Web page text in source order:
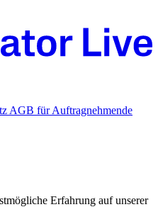
AGB für Auftragnehmende
Erfahrung auf unserer